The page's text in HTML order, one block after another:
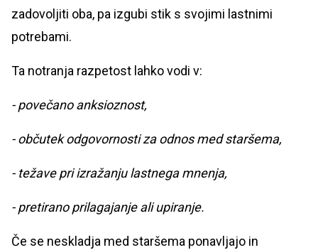
zadovoljiti oba, pa izgubi stik s svojimi lastnimi
potrebami.
Ta notranja razpetost lahko vodi v:
- povečano anksioznost,
- občutek odgovornosti za odnos med staršema,
- težave pri izražanju lastnega mnenja,
- pretirano prilagajanje ali upiranje.
Če se neskladja med staršema ponavljajo in